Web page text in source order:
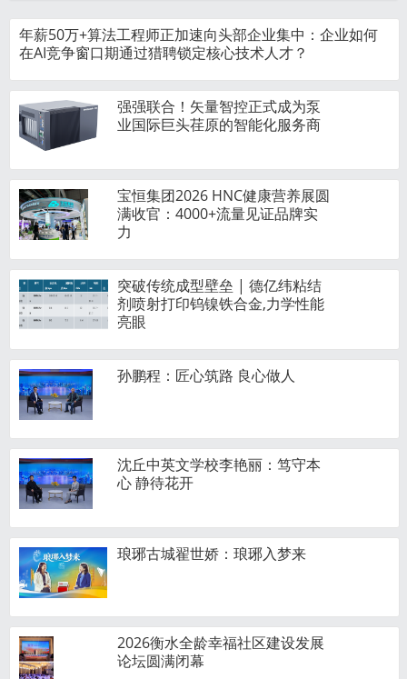
年薪50万+算法工程师正加速向头部企业集中：企业如何
在AI竞争窗口期通过猎聘锁定核心技术人才？
强强联合！矢量智控正式成为泵
业国际巨头荏原的智能化服务商
宝恒集团2026 HNC健康营养展圆
满收官：4000+流量见证品牌实
力
突破传统成型壁垒 | 德亿纬粘结
剂喷射打印钨镍铁合金,力学性能
亮眼
孙鹏程：匠心筑路 良心做人
沈丘中英文学校李艳丽：笃守本
心 静待花开
琅琊古城翟世娇：琅琊入梦来
2026衡水全龄幸福社区建设发展
论坛圆满闭幕